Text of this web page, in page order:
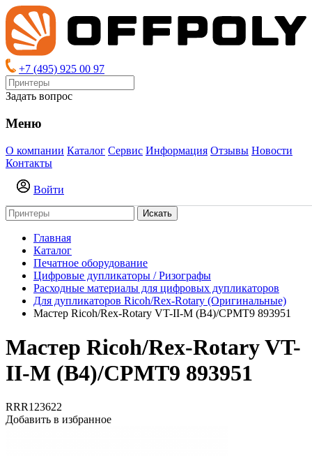
+7 (495) 925 00 97
Задать вопрос
Меню
О компании Каталог Сервис Информация Отзывы Новости
Контакты
Войти
Искать
Главная
Каталог
Печатное оборудование
Цифровые дупликаторы / Ризографы
Расходные материалы для цифровых дупликаторов
Для дупликаторов Ricoh/Rex-Rotary (Оригинальные)
Мастер Ricoh/Rex-Rotary VT-II-M (B4)/CPMT9 893951
Мастер Ricoh/Rex-Rotary VT-
II-M (B4)/CPMT9 893951
RRR123622
Добавить в избранное